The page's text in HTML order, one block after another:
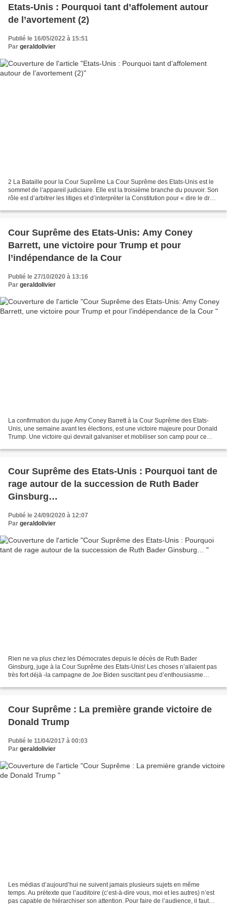
Etats-Unis : Pourquoi tant d’affolement autour
de l’avortement (2)
Publié le 16/05/2022 à 15:51
Par geraldolivier
2 La Bataille pour la Cour Suprême La Cour Suprême des Etats-Unis est le
sommet de l’appareil judiciaire. Elle est la troisième branche du pouvoir. Son
rôle est d’arbitrer les litiges et d’interpréter la Constitution pour « dire le droit
Cour Suprême des Etats-Unis: Amy Coney
Barrett, une victoire pour Trump et pour
l’indépendance de la Cour
Publié le 27/10/2020 à 13:16
Par geraldolivier
La confirmation du juge Amy Coney Barrett à la Cour Suprême des Etats-
Unis, une semaine avant les élections, est une victoire majeure pour Donald
Trump. Une victoire qui devrait galvaniser et mobiliser son camp pour ce
Cour Suprême des Etats-Unis : Pourquoi tant de
rage autour de la succession de Ruth Bader
Ginsburg…
Publié le 24/09/2020 à 12:07
Par geraldolivier
Rien ne va plus chez les Démocrates depuis le décès de Ruth Bader
Ginsburg, juge à la Cour Suprême des Etats-Unis! Les choses n’allaient pas
très fort déjà -la campagne de Joe Biden suscitant peu d’enthousiasme
Cour Suprême : La première grande victoire de
Donald Trump
Publié le 11/04/2017 à 00:03
Par geraldolivier
Les médias d’aujourd’hui ne suivent jamais plusieurs sujets en même
temps. Au prétexte que l’auditoire (c’est-à-dire vous, moi et les autres) n’est
pas capable de hiérarchiser son attention. Pour faire de l’audience, il faut